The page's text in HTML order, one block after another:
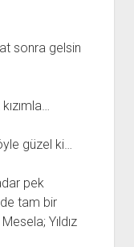
sonra gelsin
güzel ki…
pek
tam bir
Yıldız